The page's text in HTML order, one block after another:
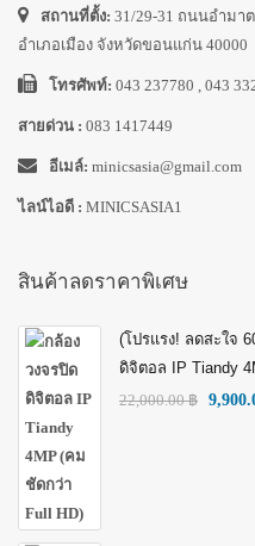
สถานที่ตั้ง: 31/29-31 ถนนอำมา
อำเภอเมือง จังหวัดขอนแก่น 40000
โทรศัพท์: 043 237780 , 043
สายด่วน : 083 1417449
อีเมล์: minicsasia@gmail.com
ไลน์ไอดี : MINICSASIA1
สินค้าลดราคาพิเศษ
(โปรแรง! ลดสะใจ
ดิจิตอล IP Tiandy
22,000.00฿